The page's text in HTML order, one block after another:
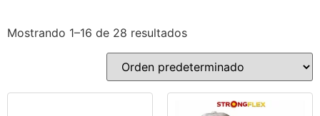
Mostrando 1–16 de 28 resultados